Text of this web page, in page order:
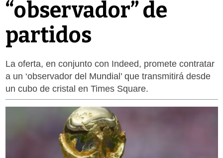
“observador” de
partidos
La oferta, en conjunto con Indeed, promete contratar
a un ‘observador del Mundial’ que transmitirá desde
un cubo de cristal en Times Square.